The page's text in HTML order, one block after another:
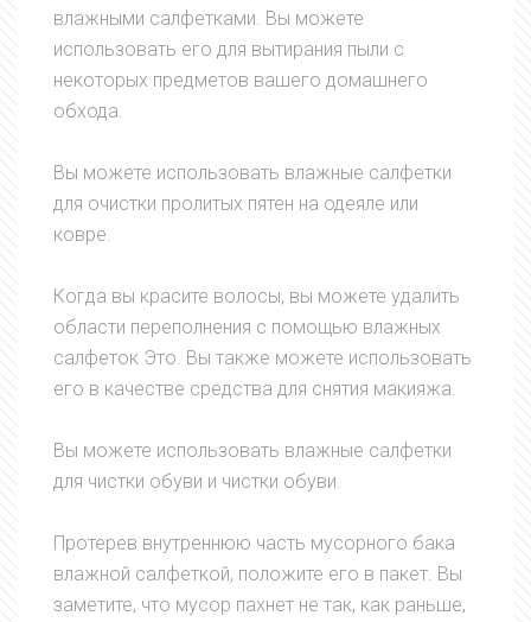
влажными салфетками. Вы можете
использовать его для вытирания пыли с
некоторых предметов вашего домашнего
обхода.
Вы можете использовать влажные салфетки
для очистки пролитых пятен на одеяле или
ковре.
Когда вы красите волосы, вы можете удалить
области переполнения с помощью влажных
салфеток Это. Вы также можете использовать
его в качестве средства для снятия макияжа.
Вы можете использовать влажные салфетки
для чистки обуви и чистки обуви.
Протерев внутреннюю часть мусорного бака
влажной салфеткой, положите его в пакет. Вы
заметите, что мусор пахнет не так, как раньше,